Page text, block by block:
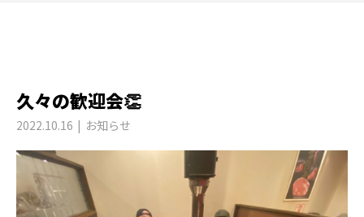
久々の歓迎会👏
2022.10.16 お知らせ